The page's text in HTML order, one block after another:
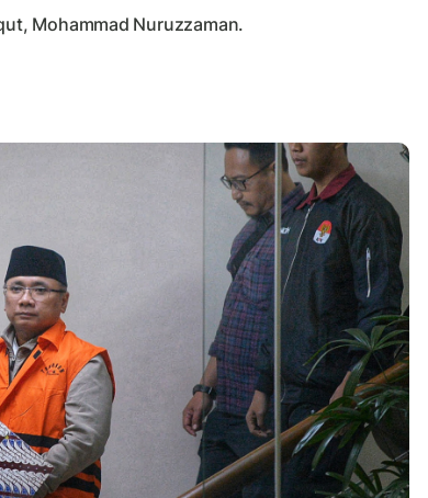
Mohammad Nuruzzaman.